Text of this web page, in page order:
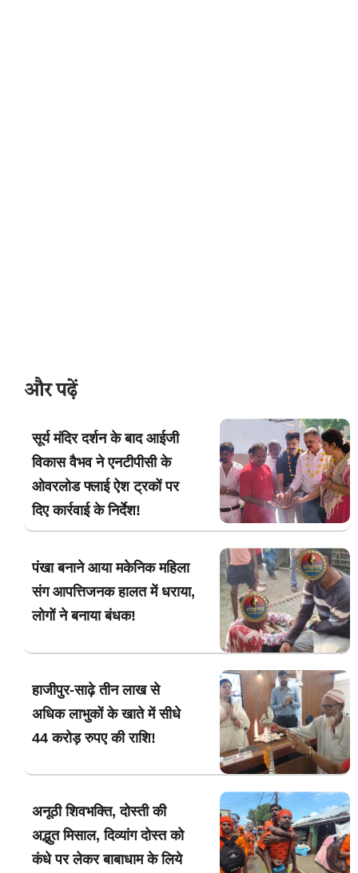
और पढ़ें
सूर्य मंदिर दर्शन के बाद आईजी
विकास वैभव ने एनटीपीसी के
ओवरलोड फ्लाई ऐश ट्रकों पर
दिए कार्रवाई के निर्देश!
पंखा बनाने आया मकेनिक महिला
संग आपत्तिजनक हालत में धराया,
लोगों ने बनाया बंधक!
हाजीपुर-साढ़े तीन लाख से
अधिक लाभुकों के खाते में सीधे
44 करोड़ रुपए की राशि!
अनूठी शिवभक्ति, दोस्ती की
अद्भुत मिसाल, दिव्यांग दोस्त को
कंधे पर लेकर बाबाधाम के लिये